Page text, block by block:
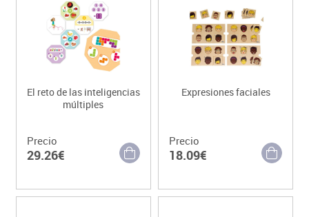
El reto de las inteligencias
múltiples
Precio
29.26€
Expresiones faciales
Precio
18.09€